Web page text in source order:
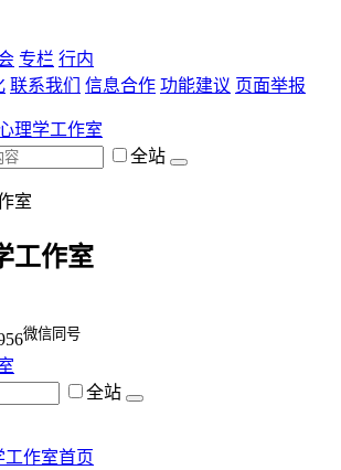
专栏 行内
联系我们 信息合作 功能建议 页面举报
理学工作室
全站
工作室
微信同号
全站
工作室首页